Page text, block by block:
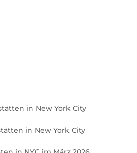
in New York City
in New York City